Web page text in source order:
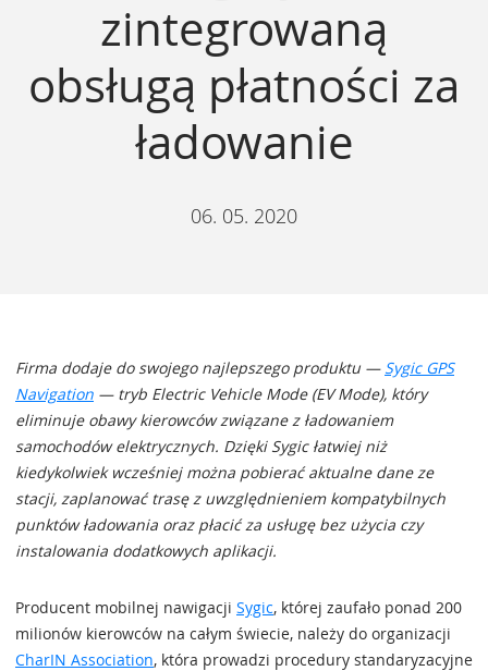
zintegrowaną
obsługą płatności za
ładowanie
06. 05. 2020
Firma dodaje do swojego najlepszego produktu — Sygic GPS
Navigation — tryb Electric Vehicle Mode (EV Mode), który
eliminuje obawy kierowców związane z ładowaniem
samochodów elektrycznych. Dzięki Sygic łatwiej niż
kiedykolwiek wcześniej można pobierać aktualne dane ze
stacji, zaplanować trasę z uwzględnieniem kompatybilnych
punktów ładowania oraz płacić za usługę bez użycia czy
instalowania dodatkowych aplikacji.
Producent mobilnej nawigacji Sygic, której zaufało ponad 200
milionów kierowców na całym świecie, należy do organizacji
CharIN Association, która prowadzi procedury standaryzacyjne